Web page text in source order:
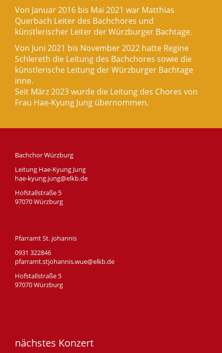
Von Januar 2016 bis Mai 2021 war Matthias
Querbach Leiter des Bachchores und
künstlerischer Leiter der Würzburger Bachtage.
Von Juni 2021 bis November 2022 hatte Regine
Schlereth die Leitung des Bachchores sowie die
künstlerische Leitung der Würzburger Bachtage
inne.
Seit März 2023 wurde die Leitung des Chores von
Frau Hae-Kyung Jung übernommen.
Bachchor Würzburg
Leitung Hae-Kyung Jung
hae-kyung.jung@elkb.de
Hofstallstraße 5
97070 Würzburg
Pfarramt St. johannis
0931 322846
pfarramt.stjohannis.wue@elkb.de
Hofstallstraße 5
97070 Würzburg
nächstes Konzert